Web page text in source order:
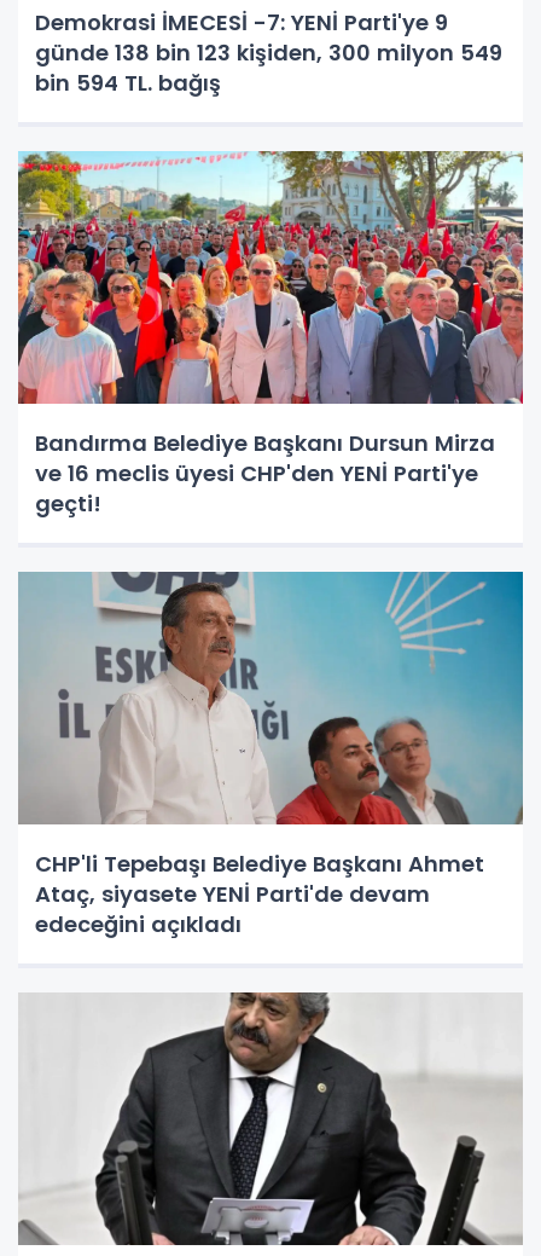
Demokrasi İMECESİ -7: YENİ Parti'ye 9
günde 138 bin 123 kişiden, 300 milyon 549
bin 594 TL. bağış
Bandırma Belediye Başkanı Dursun Mirza
ve 16 meclis üyesi CHP'den YENİ Parti'ye
geçti!
CHP'li Tepebaşı Belediye Başkanı Ahmet
Ataç, siyasete YENİ Parti'de devam
edeceğini açıkladı